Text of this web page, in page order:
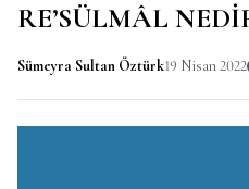
RE’SÜLMÂL
Sümeyra Sultan Öztürk19 Nisan 2022